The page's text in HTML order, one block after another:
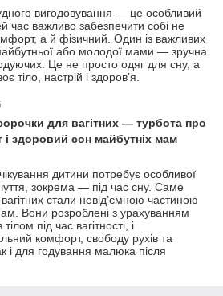
вигодовування — це особливий
час важливо забезпечити собі не
а й фізичний. Один із важливих
або молодої мами — зручна
Це не просто одяг для сну, а
тіло, настрій і здоров’я.
для вагітних — турбота про
здоровий сон майбутніх мам
дитини потребує особливої
зокрема — під час сну. Саме
стали невід’ємною частиною
Вони розроблені з урахуванням
під час вагітності, і
комфорт, свободу рухів та
і для годування малюка після